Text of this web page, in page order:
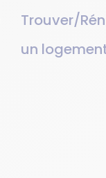
Trouver/
un